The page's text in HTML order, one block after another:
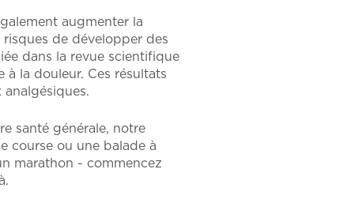
augmenter la
de développer des
dans la revue scientifique
la douleur. Ces résultats
santé générale, notre
course ou une balade à
marathon - commencez